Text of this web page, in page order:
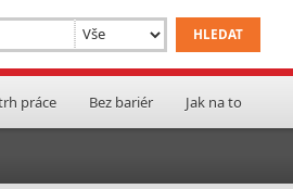
práce Bez bariér Jak na to